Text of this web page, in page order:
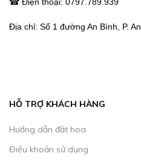
Địa chỉ: Số 1 đường An Bình, P.
HỖ TRỢ KHÁCH HÀNG
Hướng dẫn đặt hoa
Điều khoản sử dụng